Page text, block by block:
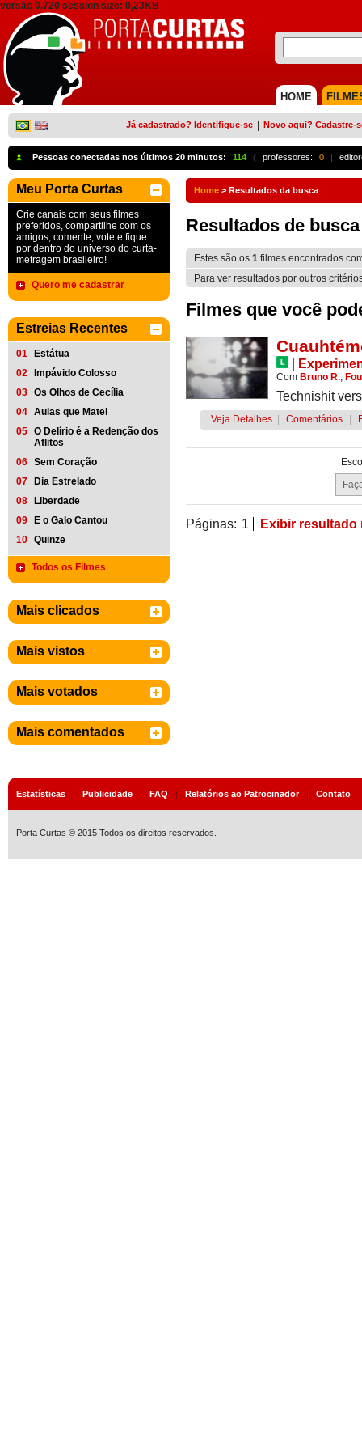
versão 0.720 session size: 0,23KB
HOME
Já cadastrado? Identifique-se Novo aqui? Cadastre-
Pessoas conectadas nos últimos 20 minutos: 114 { professores: 0 |
Meu Porta Curtas
Crie canais com seus filmes
preferidos, compartilhe com os
amigos, comente, vote e fique
por dentro do universo do curta-
metragem brasileiro!
Quero me cadastrar
Estreias Recentes
01
Estátua
02
Impávido Colosso
03 Os Olhos de Cecília
04 Aulas que Matei
05 O Delírio é a Redenção dos
Aflitos
06 Sem Coração
07
Dia Estrelado
08
Liberdade
09
E o Galo Cantou
10 Quinze
Todos os Filmes
Mais clicados
Mais vistos
Mais votados
Mais comentados
Home > Resultados da busca
Resultados de busca
Estes são os 1 filmes encontrados
Para ver resultados por outros
Filmes que você
Com Bruno R.,
Technishit
Veja Detalhes Comentários
Páginas: 1 Exibir resultado
Estatísticas | Publicidade | FAQ | Relatórios ao Patrocinador| Contato
Porta Curtas © 2015 Todos os direitos reservados.